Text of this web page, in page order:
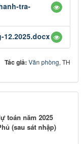
tra-
Tác giả: Văn phòng, TH
toán năm 2025
(sau sát nhập)